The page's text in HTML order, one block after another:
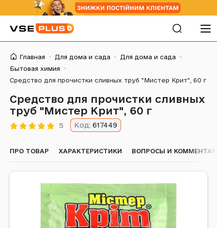
Главная Для дома и сада
Для дома и сада
Бытовая химия
Средство для прочистки сливных труб "Мистер Крит", 60 г
Средство для прочистки сливных
труб "Мистер Крит", 60 г
5 Код: 617449
ПРО ТОВАР ХАРАКТЕРИСТИКИ ВОПРОСЫ И